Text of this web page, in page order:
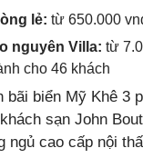
lẻ: từ 650.000
nguyên Villa: từ
cho 46 khách
bãi biển Mỹ Khê 3
sạn John
ngủ cao cấp nội